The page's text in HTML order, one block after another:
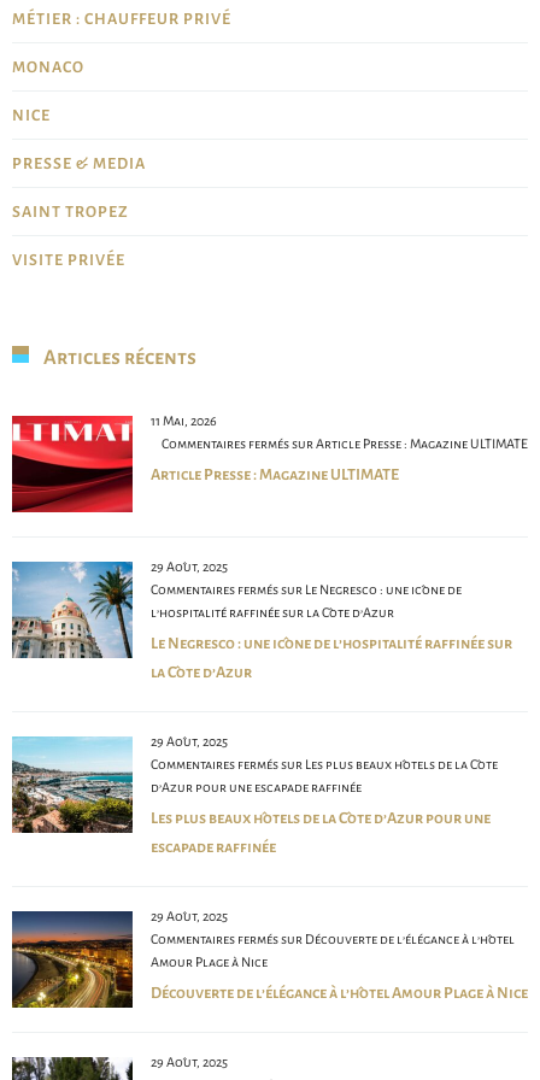
MÉTIER : CHAUFFEUR PRIVÉ
MONACO
NICE
PRESSE & MEDIA
SAINT TROPEZ
VISITE PRIVÉE
Articles récents
11 Mai, 2026
Commentaires ferméssur Article Presse : Magazine ULTIMATE
Article Presse : Magazine ULTIMATE
29 Août, 2025
Commentaires ferméssur Le Negresco : une icône de
l’hospitalité raffinée sur la Côte d’Azur
Le Negresco : une icône de l’hospitalité raffinée sur
la Côte d’Azur
29 Août, 2025
Commentaires ferméssur Les plus beaux hôtels de la Côte
d’Azur pour une escapade raffinée
Les plus beaux hôtels de la Côte d’Azur pour une
escapade raffinée
29 Août, 2025
Commentaires ferméssur Découverte de l’élégance à l’hôtel
Amour Plage à Nice
Découverte de l’élégance à l’hôtel Amour Plage à Nice
29 Août, 2025